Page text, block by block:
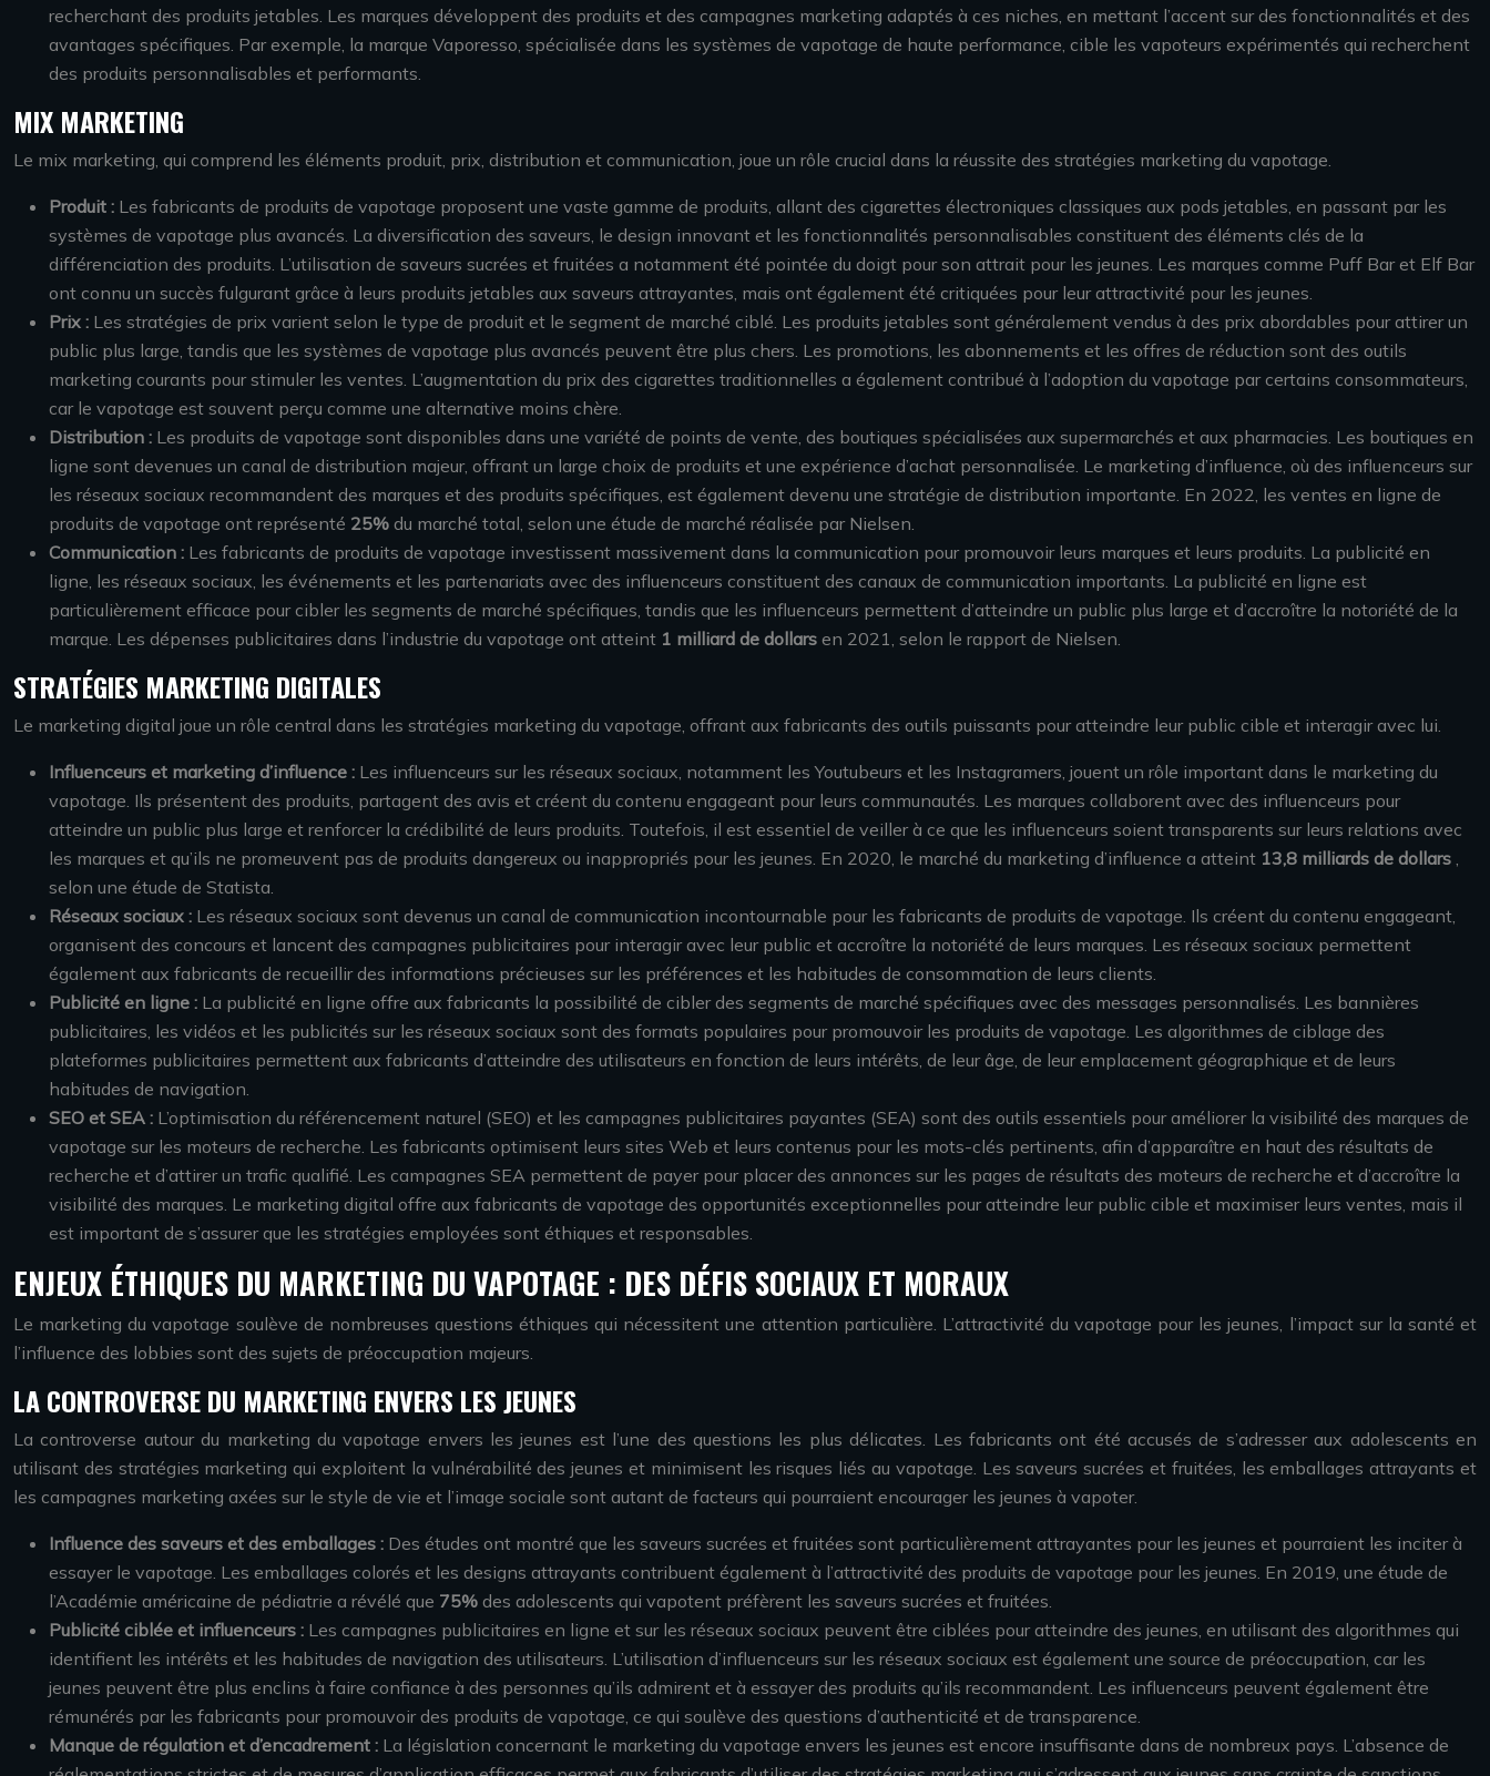
recherchant des produits jetables. Les marques développent des produits et des campagnes marketing adaptés à ces niches, en mettant l’accent sur des fonctionnalités et des
avantages spécifiques. Par exemple, la marque Vaporesso, spécialisée dans les systèmes de vapotage de haute performance, cible les vapoteurs expérimentés qui recherchent
des produits personnalisables et performants.
MIX MARKETING
Le mix marketing, qui comprend les éléments produit, prix, distribution et communication, joue un rôle crucial dans la réussite des stratégies marketing du vapotage.
Produit : Les fabricants de produits de vapotage proposent une vaste gamme de produits, allant des cigarettes électroniques classiques aux pods jetables, en passant par les
systèmes de vapotage plus avancés. La diversification des saveurs, le design innovant et les fonctionnalités personnalisables constituent des éléments clés de la
différenciation des produits. L’utilisation de saveurs sucrées et fruitées a notamment été pointée du doigt pour son attrait pour les jeunes. Les marques comme Puff Bar et Elf Bar
ont connu un succès fulgurant grâce à leurs produits jetables aux saveurs attrayantes, mais ont également été critiquées pour leur attractivité pour les jeunes.
Prix : Les stratégies de prix varient selon le type de produit et le segment de marché ciblé. Les produits jetables sont généralement vendus à des prix abordables pour attirer un
public plus large, tandis que les systèmes de vapotage plus avancés peuvent être plus chers. Les promotions, les abonnements et les offres de réduction sont des outils
marketing courants pour stimuler les ventes. L’augmentation du prix des cigarettes traditionnelles a également contribué à l’adoption du vapotage par certains consommateurs,
car le vapotage est souvent perçu comme une alternative moins chère.
Distribution : Les produits de vapotage sont disponibles dans une variété de points de vente, des boutiques spécialisées aux supermarchés et aux pharmacies. Les boutiques en
ligne sont devenues un canal de distribution majeur, offrant un large choix de produits et une expérience d’achat personnalisée. Le marketing d’influence, où des influenceurs sur
les réseaux sociaux recommandent des marques et des produits spécifiques, est également devenu une stratégie de distribution importante. En 2022, les ventes en ligne de
produits de vapotage ont représenté 25% du marché total, selon une étude de marché réalisée par Nielsen.
Communication : Les fabricants de produits de vapotage investissent massivement dans la communication pour promouvoir leurs marques et leurs produits. La publicité en
ligne, les réseaux sociaux, les événements et les partenariats avec des influenceurs constituent des canaux de communication importants. La publicité en ligne est
particulièrement efficace pour cibler les segments de marché spécifiques, tandis que les influenceurs permettent d’atteindre un public plus large et d’accroître la notoriété de la
marque. Les dépenses publicitaires dans l’industrie du vapotage ont atteint 1 milliard de dollars en 2021, selon le rapport de Nielsen.
STRATÉGIES MARKETING DIGITALES
Le marketing digital joue un rôle central dans les stratégies marketing du vapotage, offrant aux fabricants des outils puissants pour atteindre leur public cible et interagir avec lui.
Influenceurs et marketing d’influence : Les influenceurs sur les réseaux sociaux, notamment les Youtubeurs et les Instagramers, jouent un rôle important dans le marketing du
vapotage. Ils présentent des produits, partagent des avis et créent du contenu engageant pour leurs communautés. Les marques collaborent avec des influenceurs pour
atteindre un public plus large et renforcer la crédibilité de leurs produits. Toutefois, il est essentiel de veiller à ce que les influenceurs soient transparents sur leurs relations avec
les marques et qu’ils ne promeuvent pas de produits dangereux ou inappropriés pour les jeunes. En 2020, le marché du marketing d’influence a atteint 13,8 milliards de dollars ,
selon une étude de Statista.
Réseaux sociaux : Les réseaux sociaux sont devenus un canal de communication incontournable pour les fabricants de produits de vapotage. Ils créent du contenu engageant,
organisent des concours et lancent des campagnes publicitaires pour interagir avec leur public et accroître la notoriété de leurs marques. Les réseaux sociaux permettent
également aux fabricants de recueillir des informations précieuses sur les préférences et les habitudes de consommation de leurs clients.
Publicité en ligne : La publicité en ligne offre aux fabricants la possibilité de cibler des segments de marché spécifiques avec des messages personnalisés. Les bannières
publicitaires, les vidéos et les publicités sur les réseaux sociaux sont des formats populaires pour promouvoir les produits de vapotage. Les algorithmes de ciblage des
plateformes publicitaires permettent aux fabricants d’atteindre des utilisateurs en fonction de leurs intérêts, de leur âge, de leur emplacement géographique et de leurs
habitudes de navigation.
SEO et SEA : L’optimisation du référencement naturel (SEO) et les campagnes publicitaires payantes (SEA) sont des outils essentiels pour améliorer la visibilité des marques de
vapotage sur les moteurs de recherche. Les fabricants optimisent leurs sites Web et leurs contenus pour les mots-clés pertinents, afin d’apparaître en haut des résultats de
recherche et d’attirer un trafic qualifié. Les campagnes SEA permettent de payer pour placer des annonces sur les pages de résultats des moteurs de recherche et d’accroître la
visibilité des marques. Le marketing digital offre aux fabricants de vapotage des opportunités exceptionnelles pour atteindre leur public cible et maximiser leurs ventes, mais il
est important de s’assurer que les stratégies employées sont éthiques et responsables.
ENJEUX ÉTHIQUES DU MARKETING DU VAPOTAGE : DES DÉFIS SOCIAUX ET MORAUX
Le marketing du vapotage soulève de nombreuses questions éthiques qui nécessitent une attention particulière. L’attractivité du vapotage pour les jeunes, l’impact sur la santé et
l’influence des lobbies sont des sujets de préoccupation majeurs.
LA CONTROVERSE DU MARKETING ENVERS LES JEUNES
La controverse autour du marketing du vapotage envers les jeunes est l’une des questions les plus délicates. Les fabricants ont été accusés de s’adresser aux adolescents en
utilisant des stratégies marketing qui exploitent la vulnérabilité des jeunes et minimisent les risques liés au vapotage. Les saveurs sucrées et fruitées, les emballages attrayants et
les campagnes marketing axées sur le style de vie et l’image sociale sont autant de facteurs qui pourraient encourager les jeunes à vapoter.
Influence des saveurs et des emballages : Des études ont montré que les saveurs sucrées et fruitées sont particulièrement attrayantes pour les jeunes et pourraient les inciter à
essayer le vapotage. Les emballages colorés et les designs attrayants contribuent également à l’attractivité des produits de vapotage pour les jeunes. En 2019, une étude de
l’Académie américaine de pédiatrie a révélé que 75% des adolescents qui vapotent préfèrent les saveurs sucrées et fruitées.
Publicité ciblée et influenceurs : Les campagnes publicitaires en ligne et sur les réseaux sociaux peuvent être ciblées pour atteindre des jeunes, en utilisant des algorithmes qui
identifient les intérêts et les habitudes de navigation des utilisateurs. L’utilisation d’influenceurs sur les réseaux sociaux est également une source de préoccupation, car les
jeunes peuvent être plus enclins à faire confiance à des personnes qu’ils admirent et à essayer des produits qu’ils recommandent. Les influenceurs peuvent également être
rémunérés par les fabricants pour promouvoir des produits de vapotage, ce qui soulève des questions d’authenticité et de transparence.
Manque de régulation et d’encadrement : La législation concernant le marketing du vapotage envers les jeunes est encore insuffisante dans de nombreux pays. L’absence de